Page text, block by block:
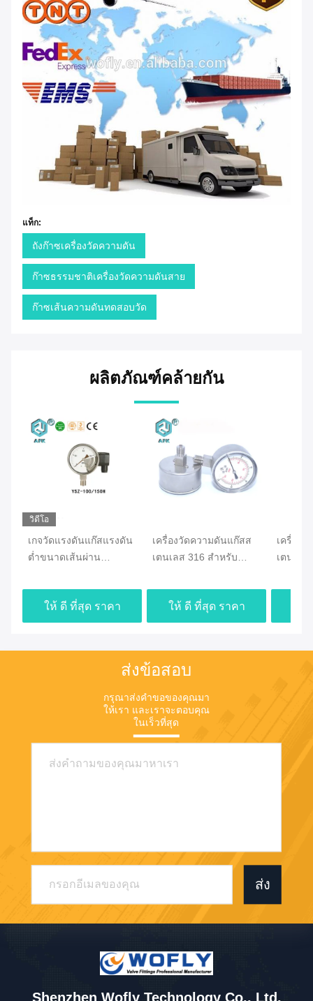
แท็ก:
ถังก๊าซเครื่องวัดความดัน
ก๊าซธรรมชาติเครื่องวัดความดันสาย
ก๊าซเส้นความดันทดสอบวัด
ผลิตภัณฑ์คล้ายกัน
วิดีโอ
เกจวัดแรงดันแก๊สแรงดัน
ต่ำขนาดเส้นผ่าน
100/150 มม
ให้ ดี ที่สุด ราคา
เครื่องวัดความดันแก๊สส
เตนเลส 316 สำหรับ
ความแม่นยำสูง
ให้ ดี ที่สุด ราคา
เครื่อง
เตนเล
ส่งข้อสอบ
กรุณาส่งคําขอของคุณมา
ให้เรา และเราจะตอบคุณ
ในเร็วที่สุด
ส่ง
Shenzhen Wofly Technology Co., Ltd.